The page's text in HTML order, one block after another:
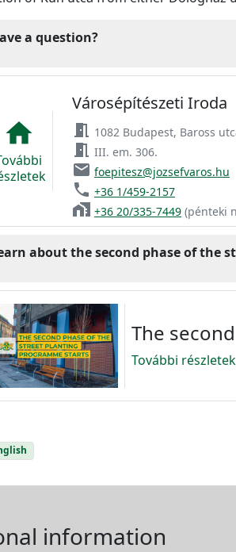
a question?
home
Városépítészeti Iroda
meeting_room 1082 Budapest, Baross
meeting_room III. em. 306.
email foepitesz@jozsefvaros.hu
phone +36 1/459-2157
home_work +36 20/335-7449 (pénteki
about the second phase of the
The
További részletek
information